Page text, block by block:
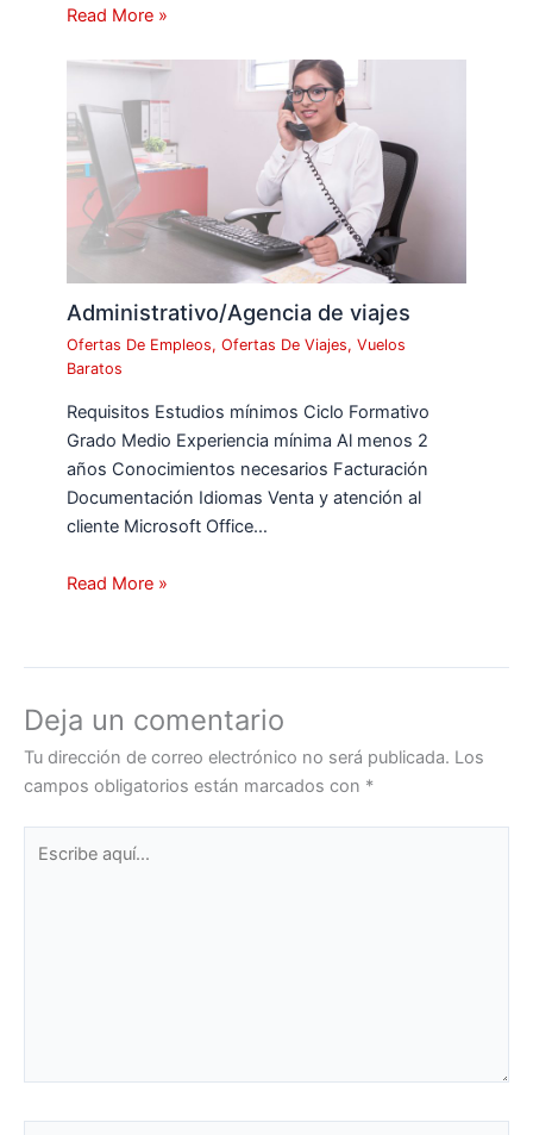
Read More »
Administrativo/Agencia de viajes
Ofertas De Empleos,Ofertas De Viajes,Vuelos
Baratos
Requisitos Estudios mínimos Ciclo Formativo
Grado Medio Experiencia mínima Al menos 2
años Conocimientos necesarios Facturación
Documentación Idiomas Venta y atención al
cliente Microsoft Office…
Read More »
Deja un comentario
Tu dirección de correo electrónico no será publicada. Los
campos obligatorios están marcados con *